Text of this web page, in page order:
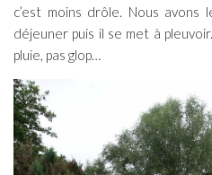
c’est moins drôle. Nous
déjeuner puis il se met à
pluie, pas glop…